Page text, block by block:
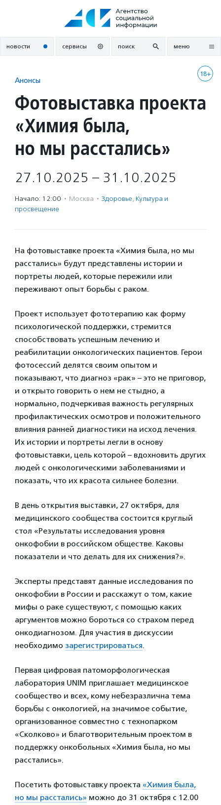
новости сервисы поиск меню
18+
Анонсы
Фотовыставка проекта
«Химия была,
но мы расстались»
27.10.2025 – 31.10.2025
Начало: 12:00 · Москва · Здоровье, Культура и
просвещение
На фотовыставке проекта «Химия была, но мы
расстались» будут представлены истории и
портреты людей, которые пережили или
переживают опыт борьбы с раком.
Проект использует фототерапию как форму
психологической поддержки, стремится
способствовать успешным лечению и
реабилитации онкологических пациентов. Герои
фотосессий делятся своим опытом и
показывают, что диагноз «рак» – это не приговор,
и открыто говорить о нем не стыдно, а
нормально, подчеркивая важность регулярных
профилактических осмотров и положительного
влияния ранней диагностики на исход лечения.
Их истории и портреты легли в основу
фотовыставки, цель которой – вдохновить других
людей с онкологическими заболеваниями и
показать, что их красота сильнее болезни.
В день открытия выставки, 27 октября, для
медицинского сообщества состоится круглый
стол «Результаты исследования уровня
онкофобии в российском обществе. Каковы
показатели и что делать для их снижения?».
Эксперты представят данные исследования по
онкофобии в России и расскажут о том, какие
мифы о раке существуют, с помощью каких
аргументов можно бороться со страхом перед
онкодиагнозом. Для участия в дискуссии
необходимо зарегистрироваться.
Первая цифровая патоморфологическая
лаборатория UNIM приглашает медицинское
сообщество и всех, кому небезразлична тема
борьбы с онкологией, на значимое событие,
организованное совместно с технопарком
«Сколково» и благотворительным проектом в
поддержку онкобольных «Химия была, но мы
расстались».
Посетить фотовыставку проекта «Химия была,
но мы расстались» можно до 31 октября с 12.00